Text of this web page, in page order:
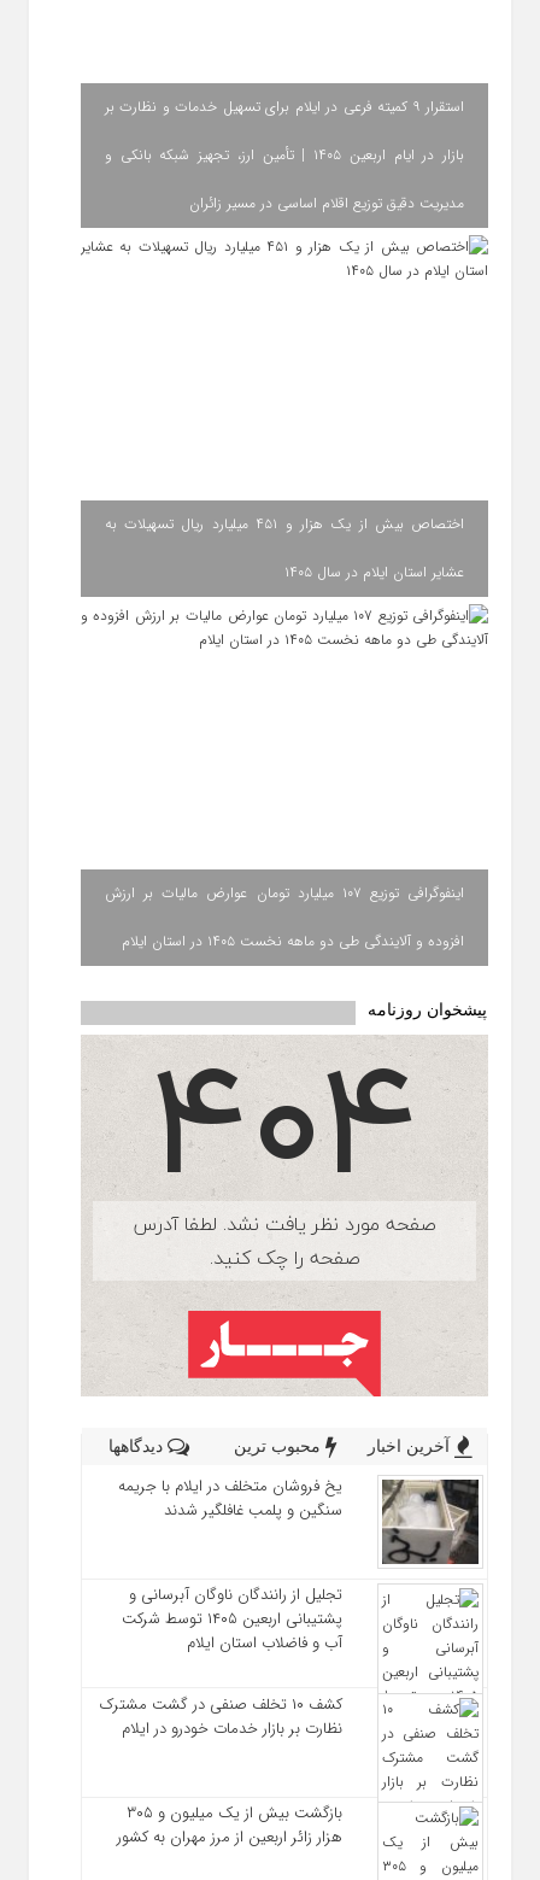
استقرار ۹ کمیته فرعی در ایلام برای تسهیل خدمات و نظارت بر
بازار در ایام اربعین ۱۴۰۵ | تأمین ارز، تجهیز شبکه بانکی و
مدیریت دقیق توزیع اقلام اساسی در مسیر زائران
اختصاص بیش از یک هزار و ۴۵۱ میلیارد ریال تسهیلات به
عشایر استان ایلام در سال ۱۴۰۵
اینفوگرافی توزیع ۱۰۷ میلیارد تومان عوارض مالیات بر ارزش
افزوده و آلایندگی طی دو ماهه نخست ۱۴۰۵ در استان ایلام
پیشخوان روزنامه
آخرین اخبار محبوب ترین دیدگاهها
یخ‌ فروشان متخلف در ایلام با جریمه
سنگین و پلمب غافلگیر شدند
تجلیل از رانندگان ناوگان آبرسانی و
پشتیبانی اربعین ۱۴۰۵ توسط شرکت
آب و فاضلاب استان ایلام
کشف ۱۰ تخلف صنفی در گشت مشترک
نظارت بر بازار خدمات خودرو در ایلام
بازگشت بیش از یک میلیون و ۳۰۵
هزار زائر اربعین از مرز مهران به کشور